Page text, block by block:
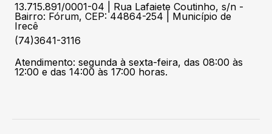
13.715.891/0001-04 | Rua Lafaiete Coutinho, s/n -
Bairro: Fórum, CEP: 44864-254 | Município de
Irecê
(74)3641-3116
Atendimento: segunda à sexta-feira, das 08:00 às
12:00 e das 14:00 às 17:00 horas.